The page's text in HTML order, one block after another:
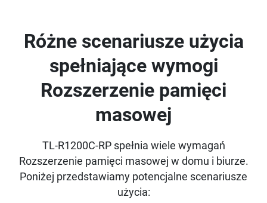
Różne scenariusze użycia
spełniające wymogi
Rozszerzenie pamięci
masowej
TL-R1200C-RP spełnia wiele wymagań
Rozszerzenie pamięci masowej w domu i biurze.
Poniżej przedstawiamy potencjalne scenariusze
użycia: